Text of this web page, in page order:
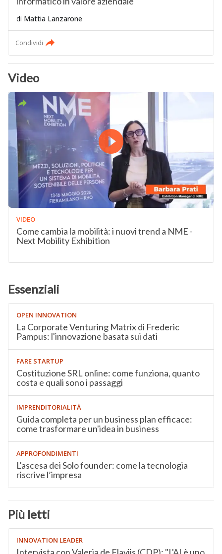
di Mattia Lanzarone
Condividi
Video
VIDEO
Come cambia la mobilità: i nuovi trend a NME -
Next Mobility Exhibition
Essenziali
OPEN INNOVATION
La Corporate Venturing Matrix di Frederic
Pampus: l'innovazione basata sui dati
FARE STARTUP
Costituzione SRL online: come funziona, quanto
costa e quali sono i passaggi
IMPRENDITORIALITÀ
Guida completa per un business plan efficace:
come trasformare un'idea in business
APPROFONDIMENTI
L'ascesa dei Solo founder: come la tecnologia
riscrive l’impresa
Più letti
INNOVATION LEADER